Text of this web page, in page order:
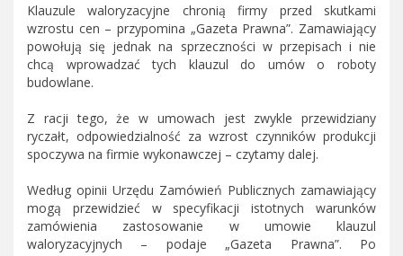
Klauzule waloryzacyjne chronią firmy przed skutkami
wzrostu cen – przypomina „Gazeta Prawna”. Zamawiający
powołują się jednak na sprzeczności w przepisach i nie
chcą wprowadzać tych klauzul do umów o roboty
budowlane.
Z racji tego, że w umowach jest zwykle przewidziany
ryczałt, odpowiedzialność za wzrost czynników produkcji
spoczywa na firmie wykonawczej – czytamy dalej.
Według opinii Urzędu Zamówień Publicznych zamawiający
mogą przewidzieć w specyfikacji istotnych warunków
zamówienia zastosowanie w umowie klauzul
waloryzacyjnych – podaje „Gazeta Prawna”. Po